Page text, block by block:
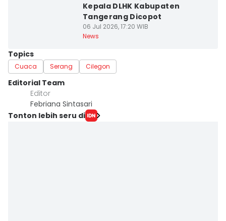
Kepala DLHK Kabupaten
Tangerang Dicopot
06 Jul 2026, 17:20 WIB
News
Topics
Cuaca Serang Cilegon
Editorial Team
Editor
Febriana Sintasari
Tonton lebih seru di